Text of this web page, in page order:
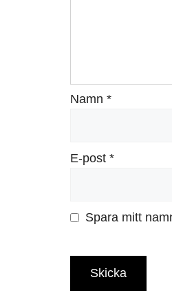
Namn *
E-post *
Spara mitt